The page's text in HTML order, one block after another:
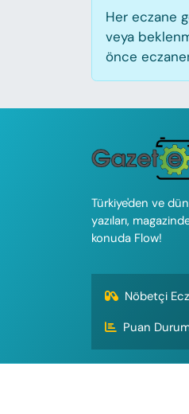
Her eczane
veya
önce
Türkiye'den ve
yazıları,
konuda Flow!
Nöbetçi
Puan
VAN VE DİYARBAKIR